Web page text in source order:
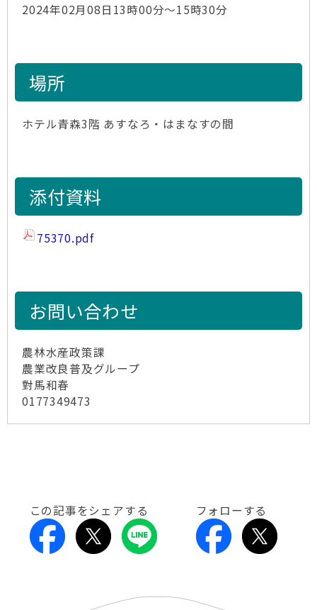
2024年02月08日13時00分～15時30分
場所
ホテル青森3階 あすなろ・はまなすの間
添付資料
75370.pdf
お問い合わせ
農林水産政策課
農業改良普及グループ
對馬和春
0177349473
この記事をシェアする フォローする